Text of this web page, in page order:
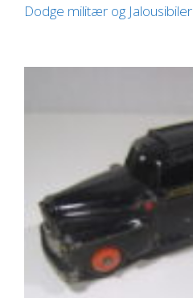
Dodge militær og Jalousibiler